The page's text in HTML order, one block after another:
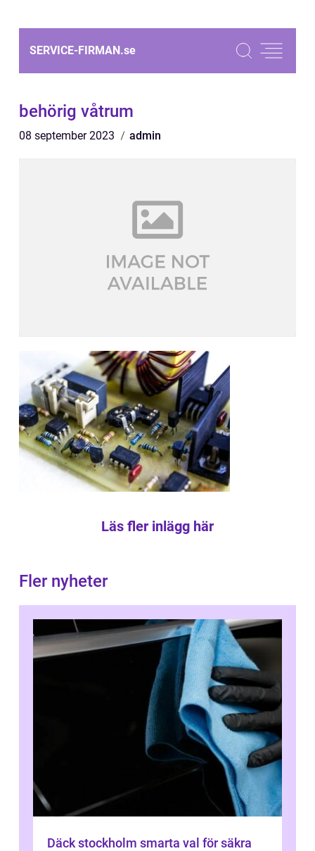
SERVICE-FIRMAN.se
behörig våtrum
08 september 2023 admin
Läs fler inlägg här
Fler nyheter
Däck stockholm smarta val för säkra